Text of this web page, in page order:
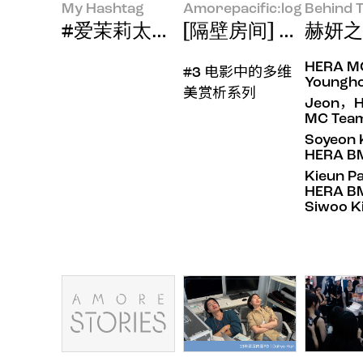
My Hashtag
#爱茉莉太平洋内容电商团队导购
Amorepacific:log
[隔壁房间] 于刹那
#3 电影中的多维
美赏析系列
Behind
赫妍
HERA
Jeon，
MC
Soyeon
HERA
Kieun
HERA
Siwoo